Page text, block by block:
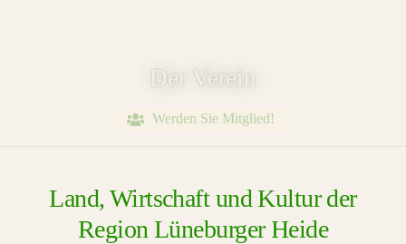
Der Verein
Werden Sie Mitglied!
Land, Wirtschaft und Kultur der
Region Lüneburger Heide